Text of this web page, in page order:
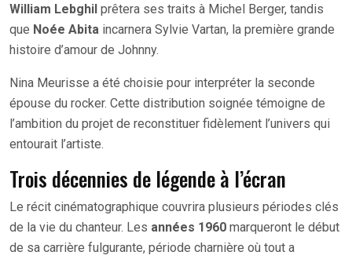
William Lebghil prêtera ses traits à Michel Berger, tandis
que Noée Abita incarnera Sylvie Vartan, la première grande
histoire d’amour de Johnny.
Nina Meurisse a été choisie pour interpréter la seconde
épouse du rocker. Cette distribution soignée témoigne de
l’ambition du projet de reconstituer fidèlement l’univers qui
entourait l’artiste.
Trois décennies de légende à l’écran
Le récit cinématographique couvrira plusieurs périodes clés
de la vie du chanteur. Les années 1960 marqueront le début
de sa carrière fulgurante, période charnière où tout a